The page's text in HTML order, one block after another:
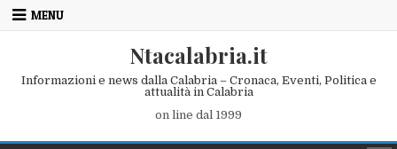
Skip to content
MENU
Ntacalabria.it
Informazioni e news dalla Calabria – Cronaca, Eventi, Politica e
attualità in Calabria
on line dal 1999